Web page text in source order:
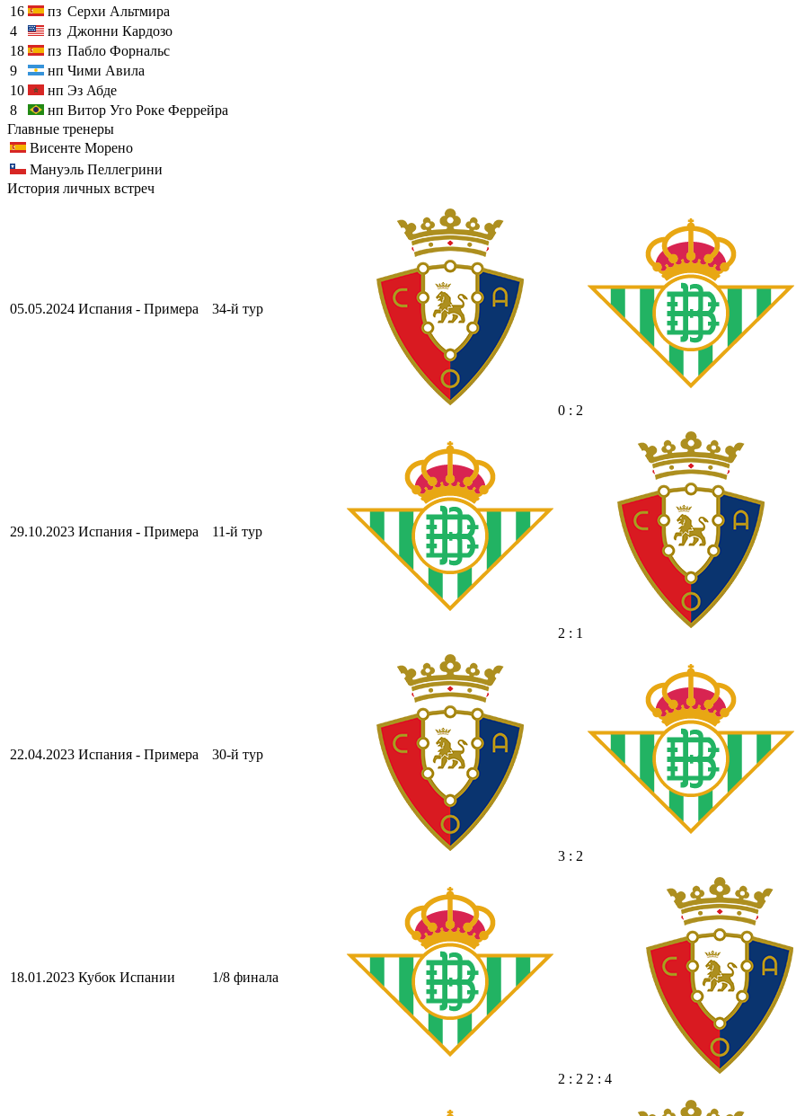
16
пз Серхи Альтмира
4
пз Джонни Кардозо
18
пз Пабло Форнальс
9
нп Чими Авила
10
нп Эз Абде
8
нп Витор Уго Роке Феррейра
Главные тренеры
Висенте Морено
Мануэль Пеллегрини
История личных встреч
05.05.2024 Испания - Примера 34-й тур
0 : 2
29.10.2023 Испания - Примера 11-й тур
2 : 1
22.04.2023 Испания - Примера 30-й тур
3 : 2
18.01.2023 Кубок Испании 1/8 финала
2 : 2 2 : 4